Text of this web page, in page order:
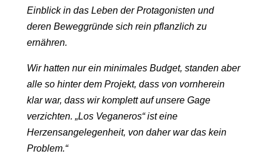
Einblick in das Leben der Protagonisten und
deren Beweggründe sich rein pflanzlich zu
ernähren.
Wir hatten nur ein minimales Budget, standen aber
alle so hinter dem Projekt, dass von vornherein
klar war, dass wir komplett auf unsere Gage
verzichten. „Los Veganeros“ ist eine
Herzensangelegenheit, von daher war das kein
Problem.“